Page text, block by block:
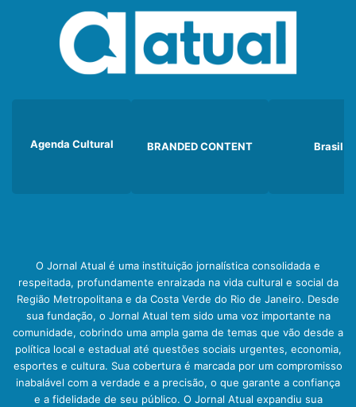
Agenda Cultural BRANDED CONTENT Brasil
O Jornal Atual é uma instituição jornalística consolidada e
respeitada, profundamente enraizada na vida cultural e social da
Região Metropolitana e da Costa Verde do Rio de Janeiro. Desde
sua fundação, o Jornal Atual tem sido uma voz importante na
comunidade, cobrindo uma ampla gama de temas que vão desde a
política local e estadual até questões sociais urgentes, economia,
esportes e cultura. Sua cobertura é marcada por um compromisso
inabalável com a verdade e a precisão, o que garante a confiança
e a fidelidade de seu público. O Jornal Atual expandiu sua